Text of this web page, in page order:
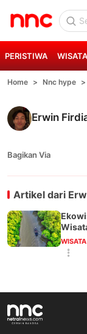
PERISTIWA WISATA
Home Nnc hype
Erwin
Bagikan Via
Artikel dari
WISATA